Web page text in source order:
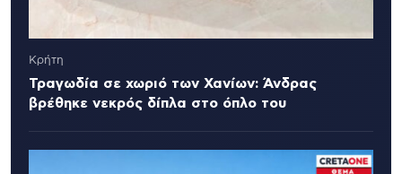
Κρήτη
Τραγωδία σε χωριό των Χανίων: Άνδρας
βρέθηκε νεκρός δίπλα στο όπλο του